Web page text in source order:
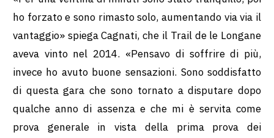
ho forzato e sono rimasto solo, aumentando via via il
vantaggio» spiega Cagnati, che il Trail de le Longane
aveva vinto nel 2014. «Pensavo di soffrire di più,
invece ho avuto buone sensazioni. Sono soddisfatto
di questa gara che sono tornato a disputare dopo
qualche anno di assenza e che mi è servita come
prova generale in vista della prima prova dei